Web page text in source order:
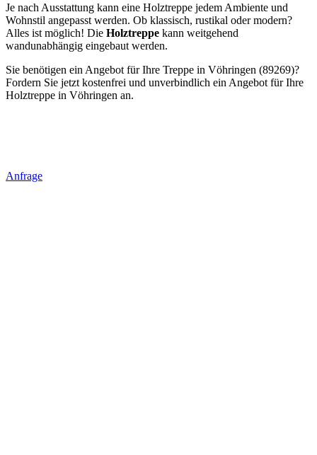
Je nach Ausstattung kann eine Holztreppe jedem Ambiente und
Wohnstil angepasst werden. Ob klassisch, rustikal oder modern?
Alles ist möglich! Die Holztreppe kann weitgehend
wandunabhängig eingebaut werden.
Sie benötigen ein Angebot für Ihre Treppe in Vöhringen (89269)?
Fordern Sie jetzt kostenfrei und unverbindlich ein Angebot für Ihre
Holztreppe in Vöhringen an.
Anfrage